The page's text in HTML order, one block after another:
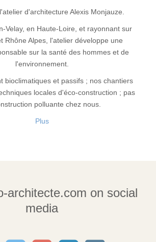
d'architecture Alexis Monjauze.
Velay, en Haute-Loire, et rayonnant sur
Rhône Alpes, l'atelier développe une
sur la santé des hommes et de
l'environnement.
bioclimatiques et passifs ; nos chantiers
locales d'éco-construction ; pas
polluante chez nous.
Plus
architecte.com on social
media